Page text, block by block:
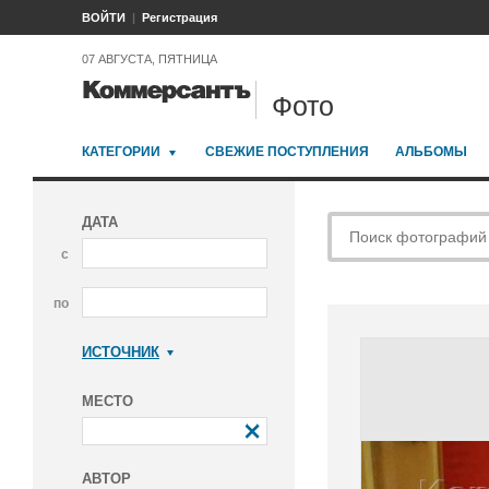
ВОЙТИ Регистрация
07 АВГУСТА, ПЯТНИЦА
Фото
КАТЕГОРИИ СВЕЖИЕ ПОСТУПЛЕНИЯ АЛЬБОМЫ
ДАТА
с
по
ИСТОЧНИК
МЕСТО
АВТОР